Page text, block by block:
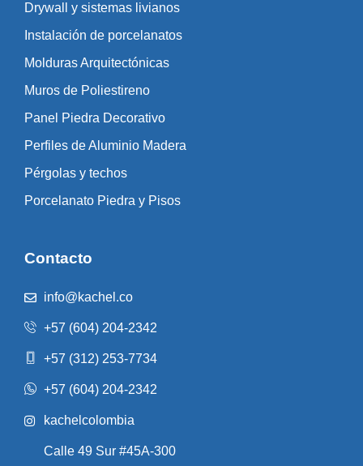
Drywall y sistemas livianos
Instalación de porcelanatos
Molduras Arquitectónicas
Muros de Poliestireno
Panel Piedra Decorativo
Perfiles de Aluminio Madera
Pérgolas y techos
Porcelanato Piedra y Pisos
Contacto
info@kachel.co
+57 (604) 204-2342
+57 (312) 253-7734
+57 (604) 204-2342
kachelcolombia
Calle 49 Sur #45A-300